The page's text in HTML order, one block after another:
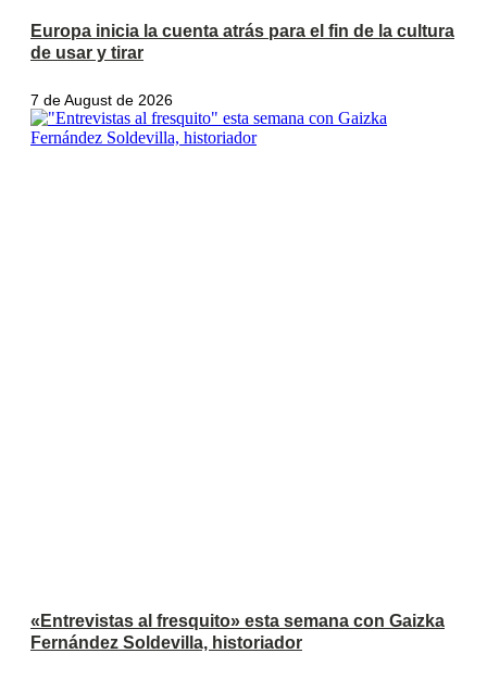
Europa inicia la cuenta atrás para el fin de la cultura
de usar y tirar
7 de August de 2026
«Entrevistas al fresquito» esta semana con Gaizka
Fernández Soldevilla, historiador